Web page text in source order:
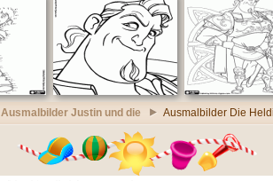
Ausmalbilder Justin und die Ausmalbilder Die